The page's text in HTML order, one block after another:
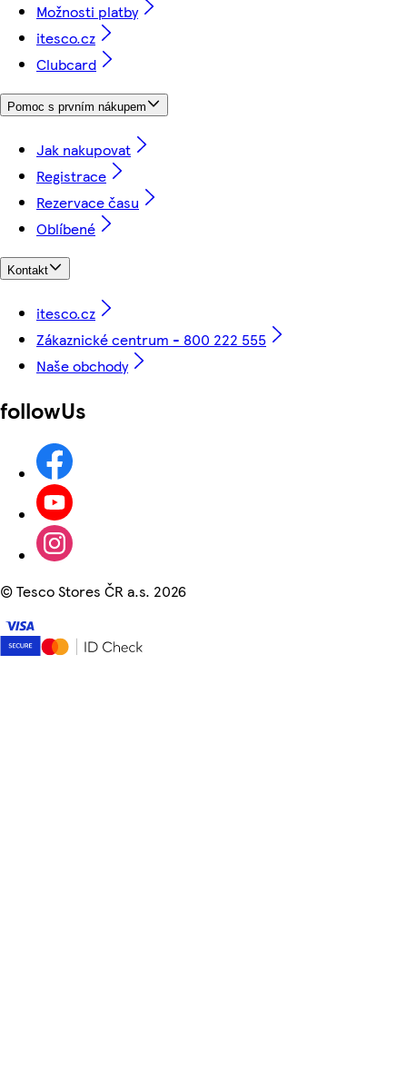
Možnosti platby
itesco.cz
Clubcard
Pomoc s prvním nákupem
Jak nakupovat
Registrace
Rezervace času
Oblíbené
Kontakt
itesco.cz
Zákaznické centrum - 800 222 555
Naše obchody
followUs
©Tesco Stores ČR a.s. 2026